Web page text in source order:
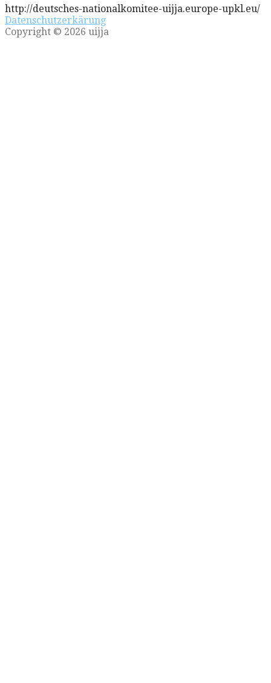
http://deutsches-nationalkomitee-uijja.europe-upkl.eu/
Datenschutzerkärung
Copyright © 2026 uijja